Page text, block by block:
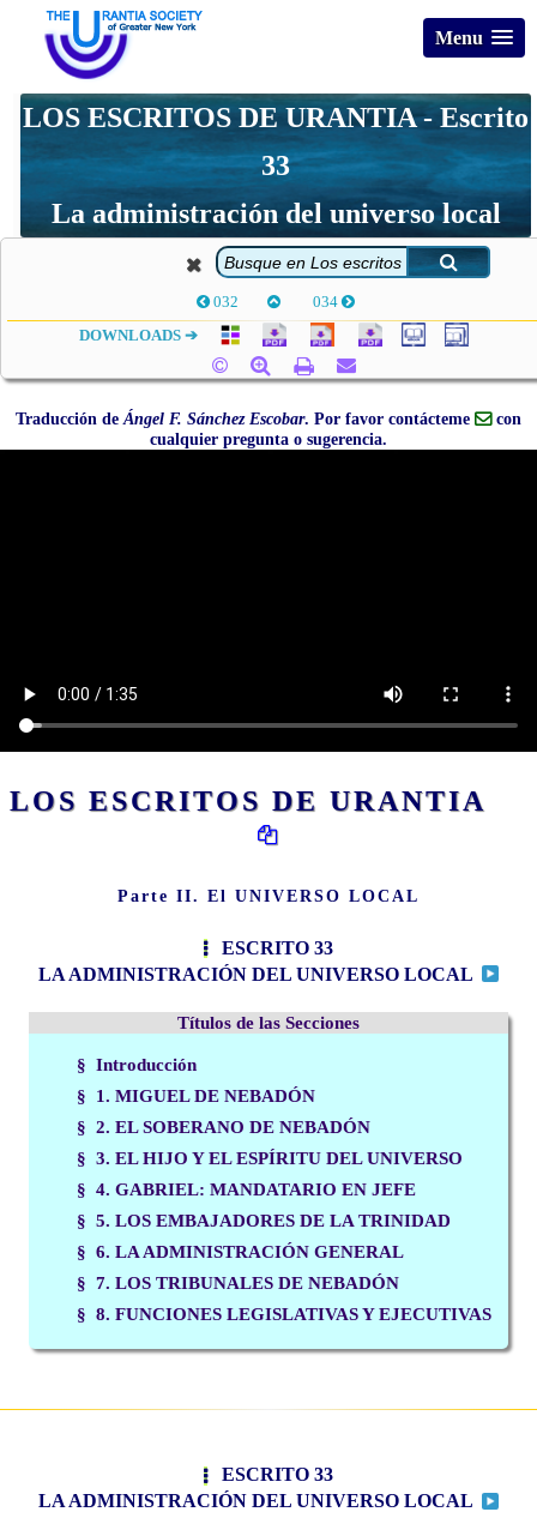
Menu
LOS ESCRITOS DE URANTIA - Escrito
33
La administración del universo local
032 034
DOWNLOADS ➔
Traducción deÁngel F. Sánchez Escobar. Por favor contácteme
con
cualquier pregunta o sugerencia.
LOS ESCRITOS DE URANTIA
Parte II. El UNIVERSO LOCAL
ESCRITO 33
LA ADMINISTRACIÓN DEL UNIVERSO LOCAL
Títulos de las Secciones
§ Introducción
§ 1. MIGUEL DE NEBADÓN
§ 2. EL SOBERANO DE NEBADÓN
§ 3. EL HIJO Y EL ESPÍRITU DEL UNIVERSO
§ 4. GABRIEL: MANDATARIO EN JEFE
§ 5. LOS EMBAJADORES DE LA TRINIDAD
§ 6. LA ADMINISTRACIÓN GENERAL
§ 7. LOS TRIBUNALES DE NEBADÓN
§ 8. FUNCIONES LEGISLATIVAS Y EJECUTIVAS
ESCRITO 33
LA ADMINISTRACIÓN DEL UNIVERSO LOCAL